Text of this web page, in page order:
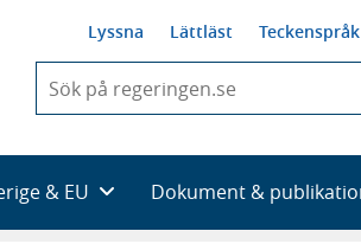
Lyssna Lättläst Teckenspråk
du
skriva
framträder
en
& EU Dokument &